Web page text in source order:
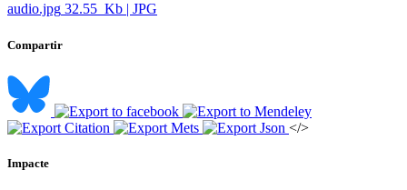
audio.jpg 32.55 Kb | JPG
Compartir
</>
Impacte